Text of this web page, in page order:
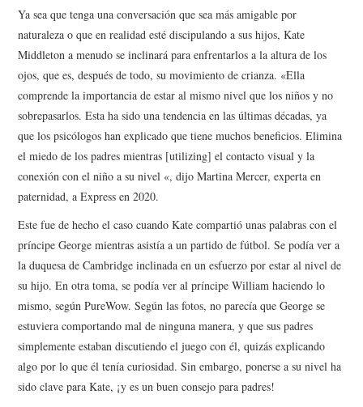
Ya sea que tenga una conversación que sea más amigable por
naturaleza o que en realidad esté discipulando a sus hijos, Kate
Middleton a menudo se inclinará para enfrentarlos a la altura de los
ojos, que es, después de todo, su movimiento de crianza. «Ella
comprende la importancia de estar al mismo nivel que los niños y no
sobrepasarlos. Esta ha sido una tendencia en las últimas décadas, ya
que los psicólogos han explicado que tiene muchos beneficios. Elimina
el miedo de los padres mientras [utilizing] el contacto visual y la
conexión con el niño a su nivel «, dijo Martina Mercer, experta en
paternidad, a Express en 2020.
Este fue de hecho el caso cuando Kate compartió unas palabras con el
príncipe George mientras asistía a un partido de fútbol. Se podía ver a
la duquesa de Cambridge inclinada en un esfuerzo por estar al nivel de
su hijo. En otra toma, se podía ver al príncipe William haciendo lo
mismo, según PureWow. Según las fotos, no parecía que George se
estuviera comportando mal de ninguna manera, y que sus padres
simplemente estaban discutiendo el juego con él, quizás explicando
algo por lo que él tenía curiosidad. Sin embargo, ponerse a su nivel ha
sido clave para Kate, ¡y es un buen consejo para padres!